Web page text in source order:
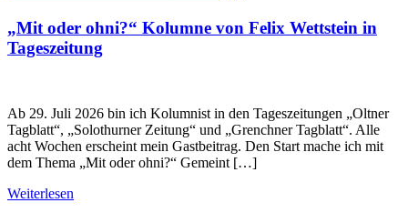
„Mit oder ohni?“ Kolumne von Felix Wettstein in
Tageszeitung
Ab 29. Juli 2026 bin ich Kolumnist in den Tageszeitungen „Oltner
Tagblatt“, „Solothurner Zeitung“ und „Grenchner Tagblatt“. Alle
acht Wochen erscheint mein Gastbeitrag. Den Start mache ich mit
dem Thema „Mit oder ohni?“ Gemeint […]
Weiterlesen